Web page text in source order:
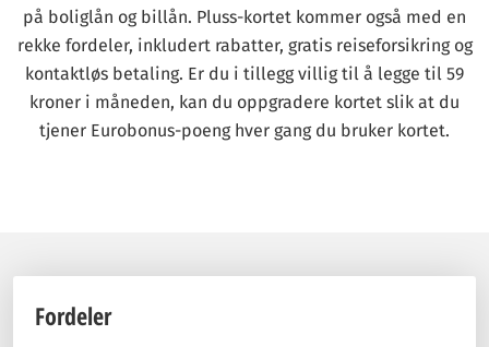
på boliglån og billån. Pluss-kortet kommer også med en
rekke fordeler, inkludert rabatter, gratis reiseforsikring og
kontaktløs betaling. Er du i tillegg villig til å legge til 59
kroner i måneden, kan du oppgradere kortet slik at du
tjener Eurobonus-poeng hver gang du bruker kortet.
Fordeler